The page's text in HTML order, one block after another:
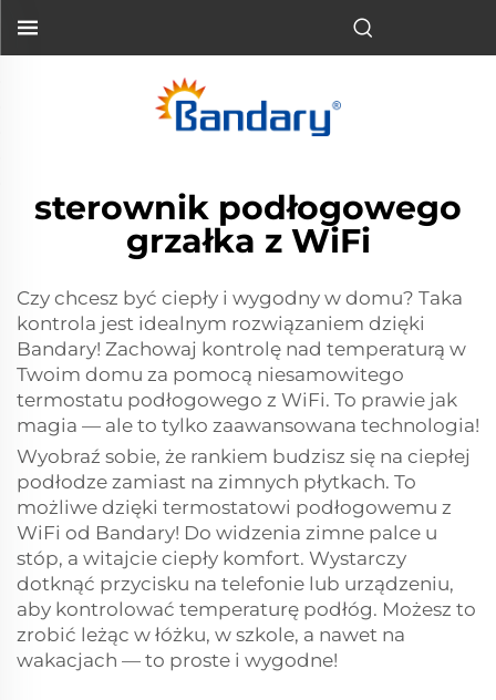
sterownik podłogowego
grzałka z WiFi
Czy chcesz być ciepły i wygodny w domu? Taka
kontrola jest idealnym rozwiązaniem dzięki
Bandary! Zachowaj kontrolę nad temperaturą w
Twoim domu za pomocą niesamowitego
termostatu podłogowego z WiFi. To prawie jak
magia — ale to tylko zaawansowana technologia!
Wyobraź sobie, że rankiem budzisz się na ciepłej
podłodze zamiast na zimnych płytkach. To
możliwe dzięki termostatowi podłogowemu z
WiFi od Bandary! Do widzenia zimne palce u
stóp, a witajcie ciepły komfort. Wystarczy
dotknąć przycisku na telefonie lub urządzeniu,
aby kontrolować temperaturę podłóg. Możesz to
zrobić leżąc w łóżku, w szkole, a nawet na
wakacjach — to proste i wygodne!